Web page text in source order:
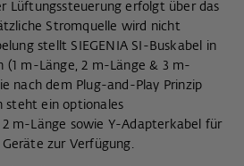
Lüftungssteuerung erfolgt über das
Stromquelle wird nicht
stellt SIEGENIA SI-Buskabel in
(1 m-Länge, 2 m-Länge & 3 m-
nach dem Plug-and-Play Prinzip
steht ein optionales
m-Länge sowie Y-Adapterkabel für
zur Verfügung.